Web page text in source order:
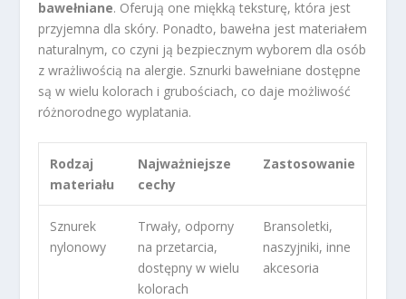
bawełniane. Oferują one miękką teksturę, która jest
przyjemna dla skóry. Ponadto, bawełna jest materiałem
naturalnym, co czyni ją bezpiecznym wyborem dla osób
z wrażliwością na alergie. Sznurki bawełniane dostępne
są w wielu kolorach i grubościach, co daje możliwość
różnorodnego wyplatania.
Rodzaj
materiału
Najważniejsze
cechy
Zastosowanie
Sznurek
nylonowy
Trwały, odporny
na przetarcia,
dostępny w wielu
kolorach
Bransoletki,
naszyjniki, inne
akcesoria